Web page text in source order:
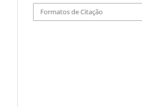
Formatos de Citação